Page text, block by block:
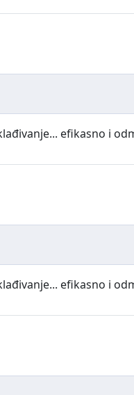
efikasno i
efikasno i